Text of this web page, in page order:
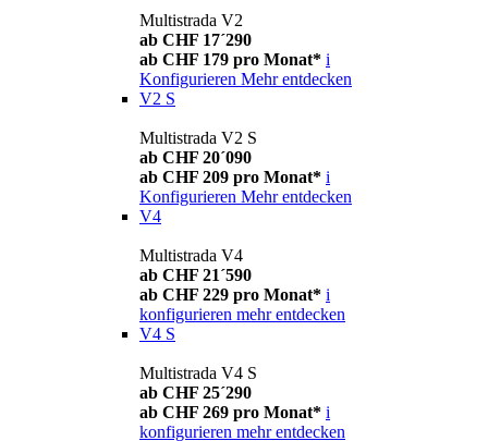
Multistrada V2
ab CHF 17´290
ab CHF 179 pro Monat* i
Konfigurieren Mehr entdecken
V2 S
Multistrada V2 S
ab CHF 20´090
ab CHF 209 pro Monat* i
Konfigurieren Mehr entdecken
V4
Multistrada V4
ab CHF 21´590
ab CHF 229 pro Monat* i
konfigurieren mehr entdecken
V4 S
Multistrada V4 S
ab CHF 25´290
ab CHF 269 pro Monat* i
konfigurieren mehr entdecken